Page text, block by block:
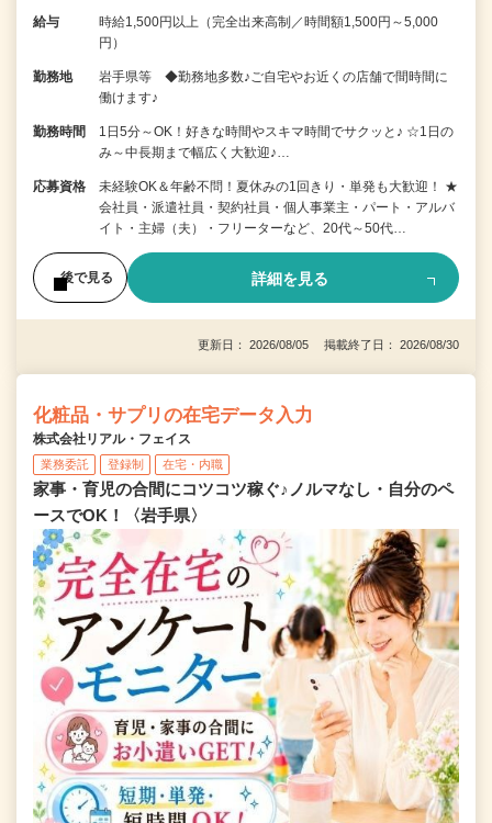
給与
時給1,500円以上（完全出来高制／時間額1,500円～5,000
円）
勤務地
岩手県等 ◆勤務地多数♪ご自宅やお近くの店舗で間時間に
働けます♪
勤務時間
1日5分～OK！好きな時間やスキマ時間でサクッと♪ ☆1日の
み～中長期まで幅広く大歓迎♪…
応募資格
未経験OK＆年齢不問！夏休みの1回きり・単発も大歓迎！ ★
会社員・派遣社員・契約社員・個人事業主・パート・アルバ
イト・主婦（夫）・フリーターなど、20代～50代…
後で見る 詳細を見る
更新日： 2026/08/05 掲載終了日： 2026/08/30
化粧品・サプリの在宅データ入力
株式会社リアル・フェイス
業務委託 登録制 在宅・内職
家事・育児の合間にコツコツ稼ぐ♪ノルマなし・自分のペ
ースでOK！〈岩手県〉